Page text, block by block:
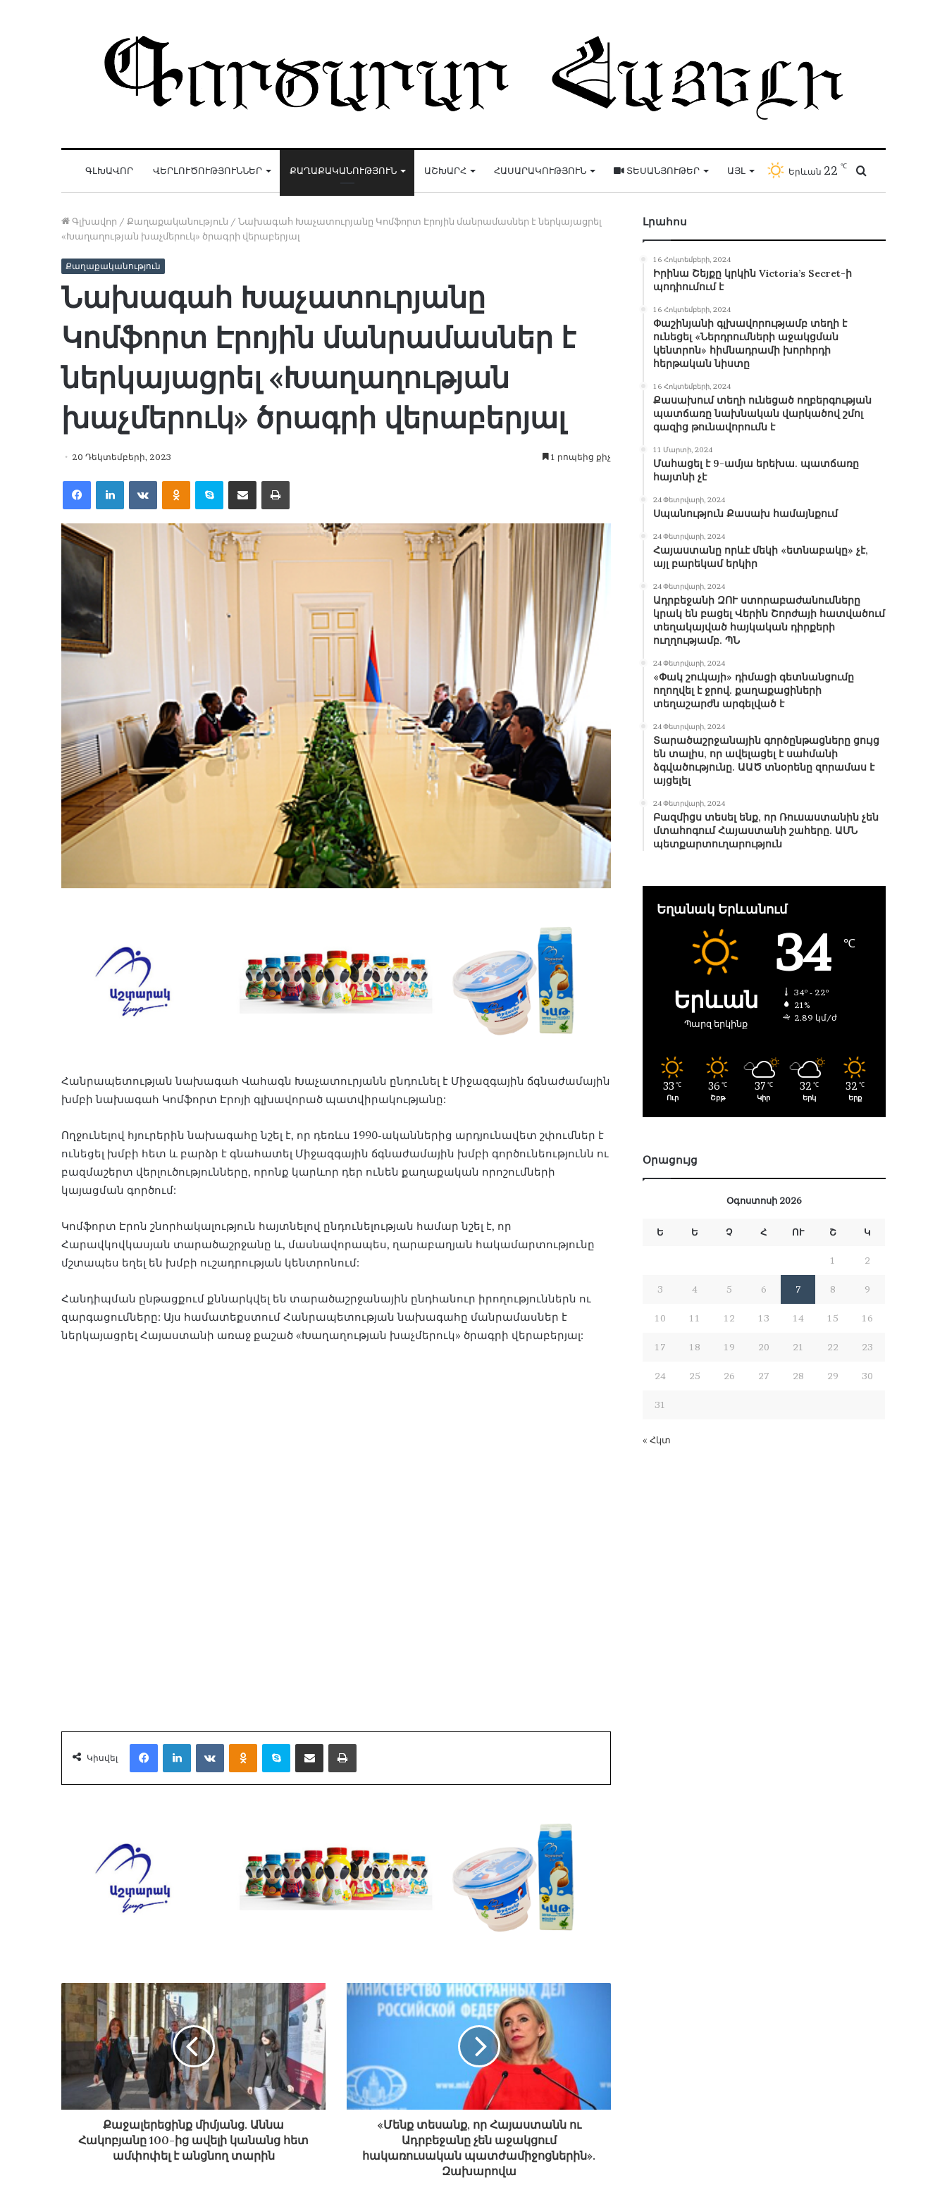
ԳԼԽԱՎՈՐ ՎԵՐԼՈՒԾՈՒԹՅՈՒՆՆԵՐ ՔԱՂԱՔԱԿԱՆՈՒԹՅՈՒՆ ԱՇԽԱՐՀ ՀԱՍԱՐԱԿՈՒԹՅՈՒՆ ՏԵՍԱՆՅՈՒԹԵՐ ԱՅԼ Երևան 22 ℃
Գլխավոր / Քաղաքականություն / Նախագահ Խաչատուրյանը Կոմֆորտ Էրոյին մանրամասներ է ներկայացրել
«Խաղաղության խաչմերուկ» ծրագրի վերաբերյալ
Քաղաքականություն
Նախագահ Խաչատուրյանը
Կոմֆորտ Էրոյին մանրամասներ է
ներկայացրել «Խաղաղության
խաչմերուկ» ծրագրի վերաբերյալ
20 Դեկտեմբերի, 2023 1 րոպեից քիչ
FacebookLinkedInVKontakteOdnoklassniki
Skype Share via Email Print
Հանրապետության նախագահ Վահագն Խաչատուրյանն ընդունել է Միջազգային ճգնաժամային
խմբի նախագահ Կոմֆորտ Էրոյի գլխավորած պատվիրակությանը:
Ողջունելով հյուրերին նախագահը նշել է, որ դեռևս 1990-ականներից արդյունավետ շփումներ է
ունեցել խմբի հետ և բարձր է գնահատել Միջազգային ճգնաժամային խմբի գործունեությունն ու
բազմաշերտ վերլուծությունները, որոնք կարևոր դեր ունեն քաղաքական որոշումների
կայացման գործում:
Կոմֆորտ Էրոն շնորհակալություն հայտնելով ընդունելության համար նշել է, որ
Հարավկովկասյան տարածաշրջանը և, մասնավորապես, ղարաբաղյան հակամարտությունը
մշտապես եղել են խմբի ուշադրության կենտրոնում:
Հանդիպման ընթացքում քննարկվել են տարածաշրջանային ընդհանուր իրողություններն ու
զարգացումները: Այս համատեքստում Հանրապետության նախագահը մանրամասներ է
ներկայացրել Հայաստանի առաջ քաշած «Խաղաղության խաչմերուկ» ծրագրի վերաբերյալ:
Կիսվել
FacebookLinkedInVKontakteOdnoklassniki
Skype Share via Email Print
Քաջալերեցինք միմյանց. Աննա
Հակոբյանը 100-ից ավելի կանանց հետ
ամփոփել է անցնող տարին
«Մենք տեսանք, որ Հայաստանն ու
Ադրբեջանը չեն աջակցում
հակառուսական պատժամիջոցներին».
Զախարովա
Լրահոս
16 Հոկտեմբերի, 2024
Իրինա Շեյքը կրկին Victoria’s Secret-ի
պոդիումում է
16 Հոկտեմբերի, 2024
Փաշինյանի գլխավորությամբ տեղի է
ունեցել «Ներդրումների աջակցման
կենտրոն» հիմնադրամի խորհրդի
հերթական նիստը
16 Հոկտեմբերի, 2024
Քասախում տեղի ունեցած ողբերգության
պատճառը նախնական վարկածով շմոլ
գազից թունավորումն է
11 Մարտի, 2024
Մահացել է 9-ամյա երեխա. պատճառը
հայտնի չէ
24 Փետրվարի, 2024
Սպանություն Քասախ համայնքում
24 Փետրվարի, 2024
Հայաստանը որևէ մեկի «ետնաբակը» չէ,
այլ բարեկամ երկիր
24 Փետրվարի, 2024
Ադրբեջանի ԶՈՒ ստորաբաժանումները
կրակ են բացել Վերին Շորժայի հատվածում
տեղակայված հայկական դիրքերի
ուղղությամբ. ՊՆ
24 Փետրվարի, 2024
«Փակ շուկայի» դիմացի գետնանցումը
ողողվել է ջրով. քաղաքացիների
տեղաշարժն արգելված է
24 Փետրվարի, 2024
Տարածաշրջանային գործընթացները ցույց
են տալիս, որ ավելացել է սահմանի
ձգվածությունը. ԱԱԾ տնօրենը զորամաս է
այցելել
24 Փետրվարի, 2024
Բազմիցս տեսել ենք, որ Ռուսաստանին չեն
մտահոգում Հայաստանի շահերը. ԱՄՆ
պետքարտուղարություն
Եղանակ Երևանում
Երևան
Պարզ երկինք
34 ℃
34º - 22º
21%
2.89 կմ/ժ
33 ℃
Ուր
36 ℃
Շբթ
37 ℃
Կիր
32 ℃
Երկ
32 ℃
Երք
Օրացույց
Օգոստոսի 2026
Ե Ե Չ Հ ՈՒ Շ Կ
1 2
3 4 5 6 7 8 9
10 11 12 13 14 15 16
17 18 19 20 21 22 23
24 25 26 27 28 29 30
31
« Հկտ